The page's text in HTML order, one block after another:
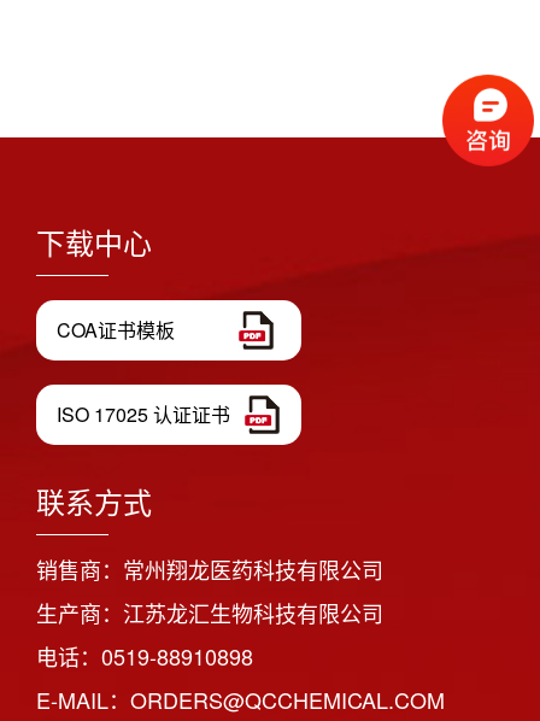
下载中心
COA证书模板
ISO 17025 认证证书
联系方式
销售商：常州翔龙医药科技有限公司
生产商：江苏龙汇生物科技有限公司
电话：0519-88910898
E-MAIL：ORDERS@QCCHEMICAL.COM